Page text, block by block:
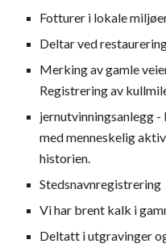
Fotturer i lokale
Deltar ved
Merking av gamle
Registrering av
jernutvinningsanlegg
med menneskelig
historien.
Stedsnavnregistrering
Vi har brent kalk i
Deltatt i utgravinger